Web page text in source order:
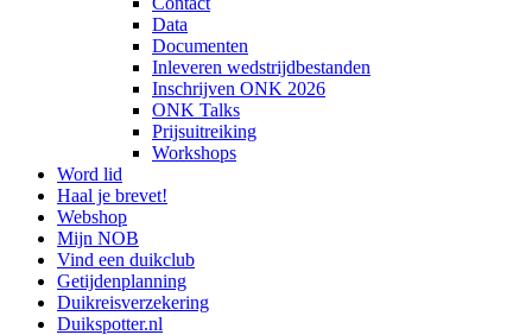
Data
Documenten
Inleveren wedstrijdbestanden
Inschrijven ONK 2026
ONK Talks
Prijsuitreiking
Workshops
Word lid
Haal je brevet!
Webshop
Mijn NOB
Vind een duikclub
Getijdenplanning
Duikreisverzekering
Duikspotter.nl